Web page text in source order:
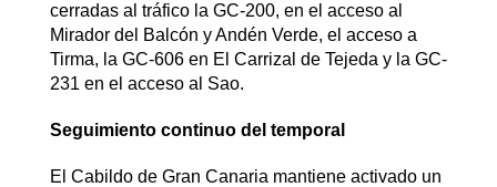
cerradas al tráfico la GC-200, en el acceso al
Mirador del Balcón y Andén Verde, el acceso a
Tirma, la GC-606 en El Carrizal de Tejeda y la GC-
231 en el acceso al Sao.
Seguimiento continuo del temporal
El Cabildo de Gran Canaria mantiene activado un